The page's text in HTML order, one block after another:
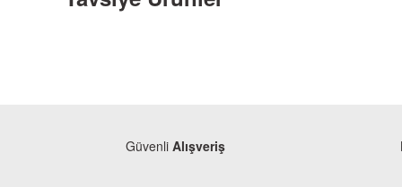
Güvenli Alışveriş